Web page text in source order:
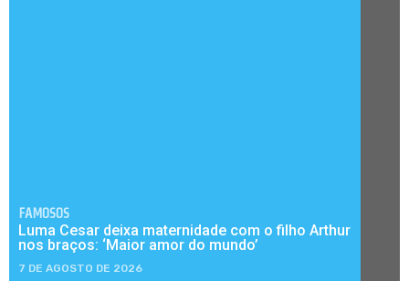
FAMOSOS
Luma Cesar deixa maternidade com o filho Arthur
nos braços: ‘Maior amor do mundo’
7 DE AGOSTO DE 2026